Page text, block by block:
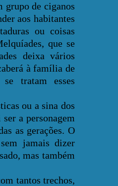
grupo de ciganos
aos habitantes
ou coisas
que se
deixa vários
à família de
tratam esses
ou a sina dos
a personagem
as gerações. O
jamais dizer
mas também
tantos trechos,